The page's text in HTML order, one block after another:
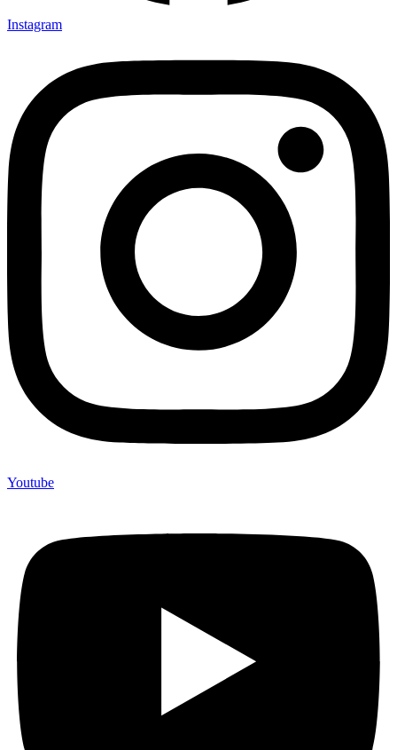
Instagram
Youtube